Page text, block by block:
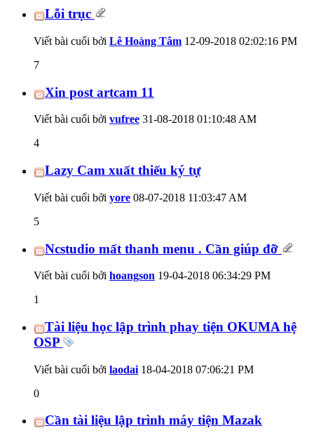
Lỗi trục
Viết bài cuối bởi Lê Hoàng Tâm 12-09-2018 02:02:16 PM
7
Xin post artcam 11
Viết bài cuối bởi vufree 31-08-2018 01:10:48 AM
4
Lazy Cam xuất thiếu ký tự
Viết bài cuối bởi yore 08-07-2018 11:03:47 AM
5
Ncstudio mất thanh menu . Cần giúp đỡ
Viết bài cuối bởi hoangson 19-04-2018 06:34:29 PM
1
Tài liệu học lập trình phay tiện OKUMA hệ
OSP
Viết bài cuối bởi laodai 18-04-2018 07:06:21 PM
0
Cần tài liệu lập trình máy tiện Mazak